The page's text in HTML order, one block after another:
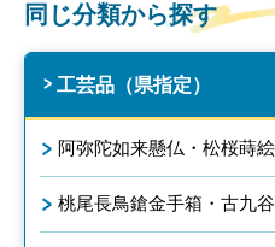
同じ分類から探す
工芸品（県指定）
阿弥陀如来懸仏・松桜蒔
桃尾長鳥鎗金手箱・古九